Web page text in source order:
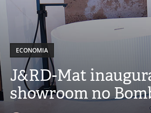
ECONOMIA
J&RD-Mat
showroom no